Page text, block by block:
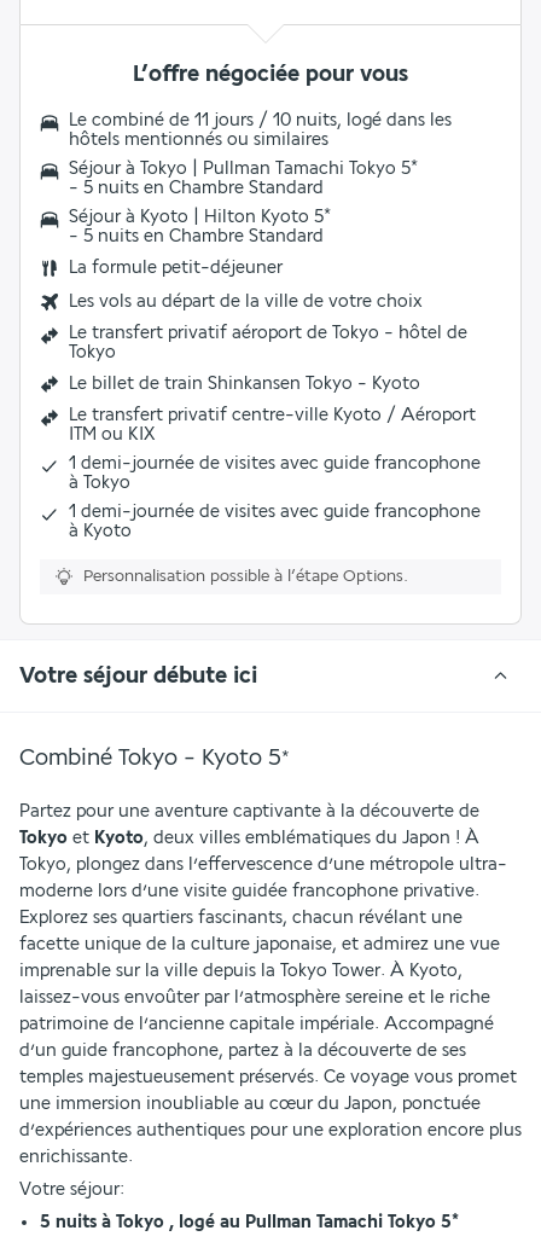
L’offre négociée pour vous
Le combiné de 11 jours / 10 nuits, logé dans les
hôtels mentionnés ou similaires
Séjour à Tokyo | Pullman Tamachi Tokyo 5*
- 5 nuits en Chambre Standard
Séjour à Kyoto | Hilton Kyoto 5*
- 5 nuits en Chambre Standard
La formule petit-déjeuner
Les vols au départ de la ville de votre choix
Le transfert privatif aéroport de Tokyo - hôtel de
Tokyo
Le billet de train Shinkansen Tokyo - Kyoto
Le transfert privatif centre-ville Kyoto / Aéroport
ITM ou KIX
1 demi-journée de visites avec guide francophone
à Tokyo
1 demi-journée de visites avec guide francophone
à Kyoto
Personnalisation possible à l’étape Options.
Votre séjour débute ici
Combiné Tokyo - Kyoto 5*
Partez pour une aventure captivante à la découverte de
Tokyo et Kyoto, deux villes emblématiques du Japon ! À
Tokyo, plongez dans l’effervescence d’une métropole ultra-
moderne lors d’une visite guidée francophone privative.
Explorez ses quartiers fascinants, chacun révélant une
facette unique de la culture japonaise, et admirez une vue
imprenable sur la ville depuis la Tokyo Tower. À Kyoto,
laissez-vous envoûter par l’atmosphère sereine et le riche
patrimoine de l’ancienne capitale impériale. Accompagné
d’un guide francophone, partez à la découverte de ses
temples majestueusement préservés. Ce voyage vous promet
une immersion inoubliable au cœur du Japon, ponctuée
d’expériences authentiques pour une exploration encore plus
enrichissante.
Votre séjour:
5 nuits à Tokyo , logé au Pullman Tamachi Tokyo 5*